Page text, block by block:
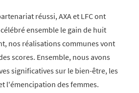
réussi, AXA et LFC ont
ensemble le gain de huit
nos réalisations communes vont
scores. Ensemble, nous avons
significatives sur le bien-être, les
l'émencipation des femmes.